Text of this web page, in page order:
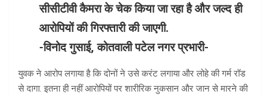
सीसीटीवी कैमरा के चेक किया जा रहा है और जल्द ही
आरोपियों की गिरफ्तारी की जाएगी.
-विनोद गुसाई, कोतवाली पटेल नगर प्रभारी-
युवक ने आरोप लगाया है कि दोनों ने उसे करंट लगाया और लोहे की गर्म रॉड
से दागा. इतना ही नहीं आरोपियों पर शारीरिक नुकसान और जान से मारने की